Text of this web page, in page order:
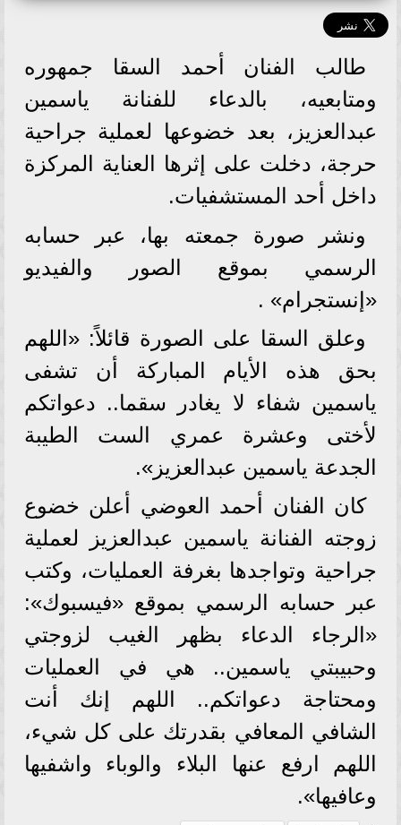
طالب الفنان أحمد السقا جمهوره
ومتابعيه، بالدعاء للفنانة ياسمين
عبدالعزيز، بعد خضوعها لعملية جراحية
حرجة، دخلت على إثرها العناية المركزة
داخل أحد المستشفيات.
ونشر صورة جمعته بها، عبر حسابه
الرسمي بموقع الصور والفيديو
«إنستجرام» .
وعلق السقا على الصورة قائلاً: «اللهم
بحق هذه الأيام المباركة أن تشفى
ياسمين شفاء لا يغادر سقما.. دعواتكم
لأختى وعشرة عمري الست الطيبة
الجدعة ياسمين عبدالعزيز».
كان الفنان أحمد العوضي أعلن خضوع
زوجته الفنانة ياسمين عبدالعزيز لعملية
جراحية وتواجدها بغرفة العمليات، وكتب
عبر حسابه الرسمي بموقع «فيسبوك»:
«الرجاء الدعاء بظهر الغيب لزوجتي
وحبيبتي ياسمين.. هي في العمليات
ومحتاجة دعواتكم.. اللهم إنك أنت
الشافي المعافي بقدرتك على كل شيء،
اللهم ارفع عنها البلاء والوباء واشفيها
وعافيها».